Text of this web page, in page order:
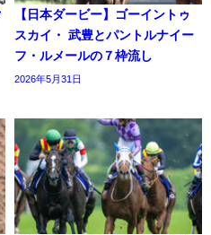
【日本ダービー】ゴーイントゥ
スカイ・ 武豊とパントルナイー
フ・ルメールの７枠流し
2026年5月31日